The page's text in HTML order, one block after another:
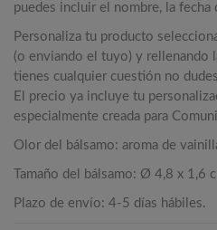
puedes incluir el nombre, la
Personaliza tu producto
(o enviando el tuyo) y rellenando
tienes cualquier cuestión no
El precio ya incluye tu
especialmente creada para
Olor del bálsamo: aroma de
Tamaño del bálsamo: Ø 4,8 x 1,6
Plazo de envío: 4-5 días hábiles.